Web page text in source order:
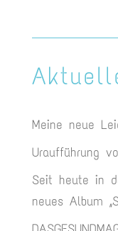
Meine neue
Uraufführung
Seit heute in
neues Album